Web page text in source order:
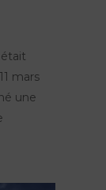
mars
une